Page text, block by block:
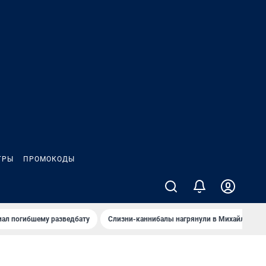
ПРОМОКОДЫ
погибшему разведбату Слизни-каннибалы нагрянули в Михайлов